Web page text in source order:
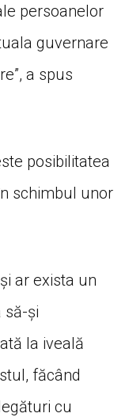
persoanelor
guvernare
a spus
posibilitatea
schimbul unor
ar exista un
să-și
la iveală
făcând
cu